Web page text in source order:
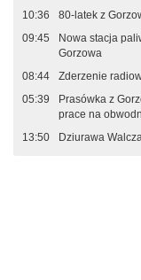
10:36
80-latek z
09:45
Nowa stacja
Gorzowa
08:44
Zderzenie
05:39
Prasówka z
prace na
13:50
Dziurawa